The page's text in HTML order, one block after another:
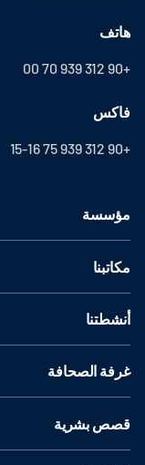
هاتف
+90 312 939 70 00
فاكس
+90 312 939 75 15-16
مؤسسة
مكاتبنا
أنشطتنا
غرفة الصحافة
قصص بشرية